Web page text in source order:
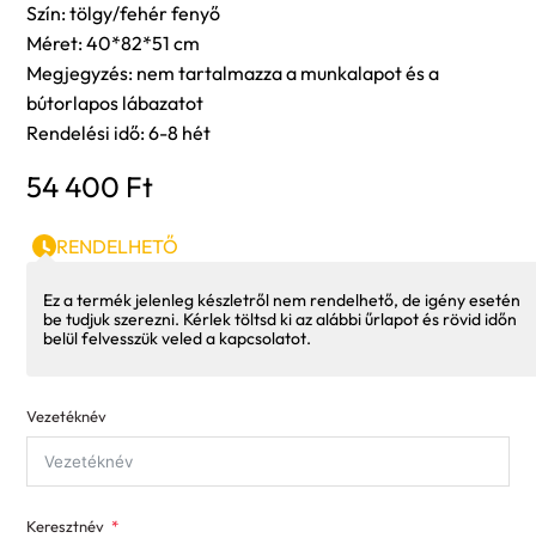
Szín: tölgy/fehér fenyő
Méret: 40*82*51 cm
Megjegyzés: nem tartalmazza a munkalapot és a
bútorlapos lábazatot
Rendelési idő: 6-8 hét
54 400 Ft
RENDELHETŐ
Ez a termék jelenleg készletről nem rendelhető, de igény esetén
be tudjuk szerezni. Kérlek töltsd ki az alábbi űrlapot és rövid időn
belül felvesszük veled a kapcsolatot.
Vezetéknév
Keresztnév